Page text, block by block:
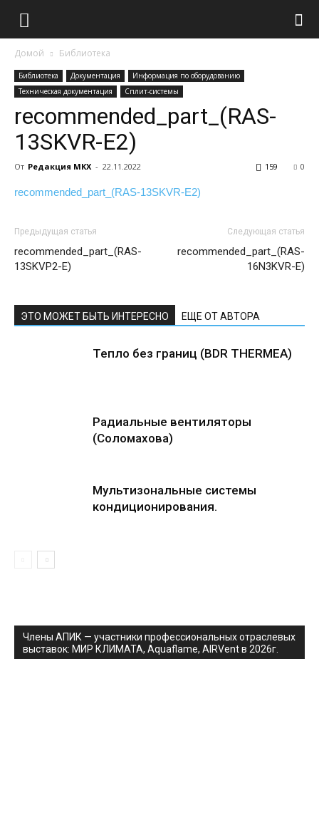
Домой Библиотека
Библиотека Документация
Информация по оборудованию
Техническая документация
Сплит-системы
recommended_part_(RAS-
13SKVR-E2)
От Редакция МКХ - 22.11.2022 0
159
recommended_part_(RAS-13SKVR-E2)
Предыдущая статья
recommended_part_(RAS-
13SKVP2-E)
Следующая статья
recommended_part_(RAS-
16N3KVR-E)
ЭТО МОЖЕТ БЫТЬ ИНТЕРЕСНО ЕЩЕ ОТ АВТОРА
Тепло без границ (BDR THERMEA)
Радиальные вентиляторы
(Соломахова)
Мультизональные системы
кондиционирования.
Члены АПИК — участники профессиональных отраслевых
выставок: МИР КЛИМАТА, Aquaflame, AIRVent в 2026г.